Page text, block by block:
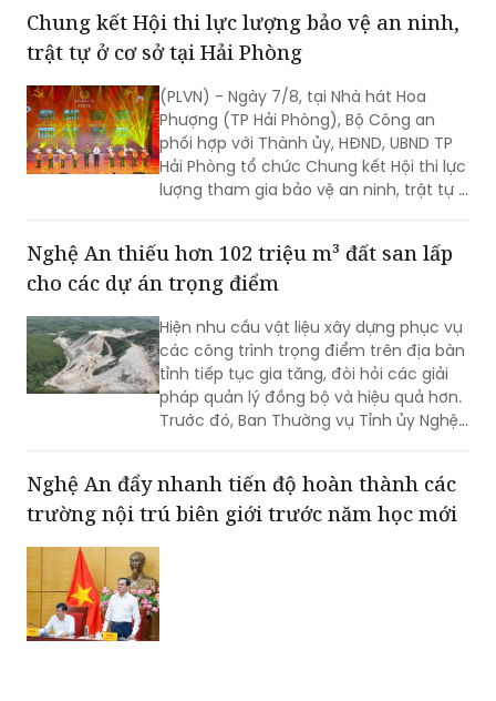
lượng vũ trang (LLVT) tỉnh Quảng Trị
sau sáp nhập phải được nghiên cứu kỹ
lưỡng, bảo đảm căn cứ khoa học, tính
kế thừa và tạo sự đồng thuận cao...
Chung kết Hội thi lực lượng bảo vệ an ninh,
trật tự ở cơ sở tại Hải Phòng
(PLVN) - Ngày 7/8, tại Nhà hát Hoa
Phượng (TP Hải Phòng), Bộ Công an
Hải Phòng tổ chức Chung kết Hội thi lực
lượng tham gia bảo vệ an ninh, trật tự ở
cơ sở giỏi toàn quốc lần thứ nhất, năm
2026 với chủ đề "Vững nghiệp vụ - Trọn
niềm tin. Vì an ninh Tổ quốc và bình yên
cuộc sống".
Nghệ An thiếu hơn 102 triệu m³ đất san lấp
cho các dự án trọng điểm
Hiện nhu cầu vật liệu xây dựng phục vụ
các công trình trọng điểm trên địa bàn
pháp quản lý đồng bộ và hiệu quả hơn.
Trước đó, Ban Thường vụ Tỉnh ủy Nghệ
An đã ban hành Kết luận về tăng cường
Nghệ An đẩy nhanh tiến độ hoàn thành các
trường nội trú biên giới trước năm học mới